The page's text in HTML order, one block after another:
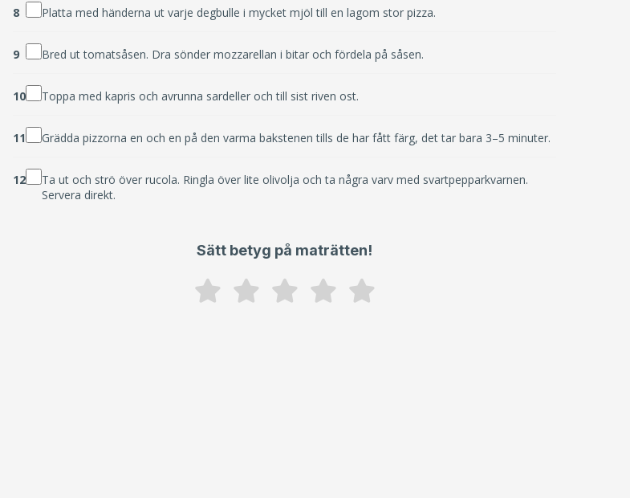
8 Platta med händerna ut varje degbulle i mycket mjöl till en lagom stor pizza.
9 Bred ut tomatsåsen. Dra sönder mozzarellan i bitar och fördela på såsen.
10 Toppa med kapris och avrunna sardeller och till sist riven ost.
11 Grädda pizzorna en och en på den varma bakstenen tills de har fått färg, det tar bara 3–5 minuter.
12
Ta ut och strö över rucola. Ringla över lite olivolja och ta några varv med svartpepparkvarnen.
Servera direkt.
Sätt betyg på maträtten!